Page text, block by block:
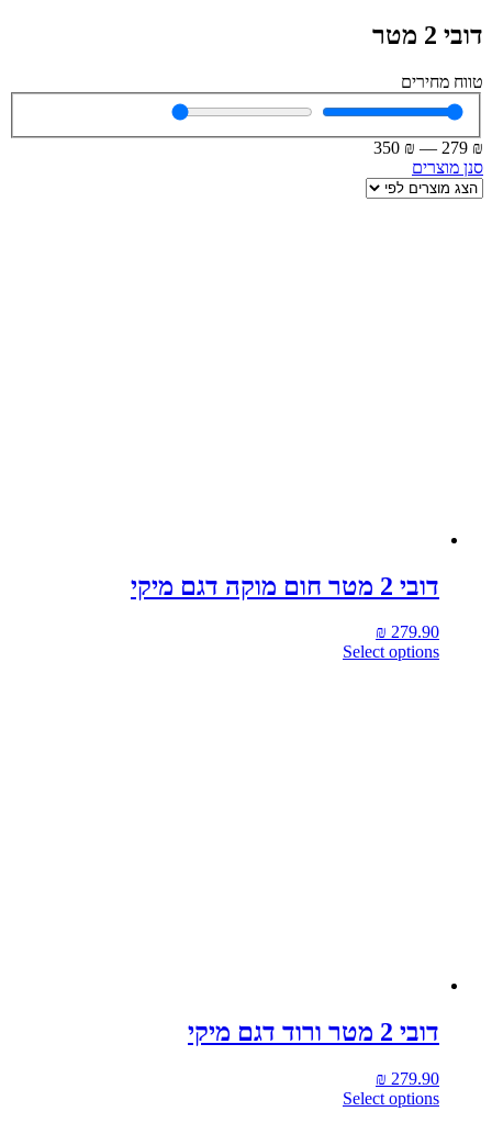
דובי 2 מטר
טווח מחירים
₪
279
—
₪
350
סנן מוצרים
דובי 2 מטר חום מוקה דגם מיקי
₪ 279.90
Select options
דובי 2 מטר ורוד דגם מיקי
₪ 279.90
Select options